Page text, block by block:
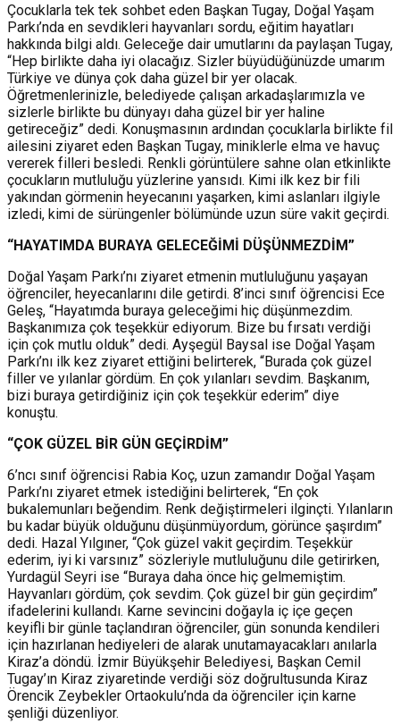
Çocuklarla tek tek sohbet eden Başkan Tugay, Doğal Yaşam
Parkı’nda en sevdikleri hayvanları sordu, eğitim hayatları
hakkında bilgi aldı. Geleceğe dair umutlarını da paylaşan Tugay,
“Hep birlikte daha iyi olacağız. Sizler büyüdüğünüzde umarım
Türkiye ve dünya çok daha güzel bir yer olacak.
Öğretmenlerinizle, belediyede çalışan arkadaşlarımızla ve
sizlerle birlikte bu dünyayı daha güzel bir yer haline
getireceğiz” dedi. Konuşmasının ardından çocuklarla birlikte fil
ailesini ziyaret eden Başkan Tugay, miniklerle elma ve havuç
vererek filleri besledi. Renkli görüntülere sahne olan etkinlikte
çocukların mutluluğu yüzlerine yansıdı. Kimi ilk kez bir fili
yakından görmenin heyecanını yaşarken, kimi aslanları ilgiyle
izledi, kimi de sürüngenler bölümünde uzun süre vakit geçirdi.
“HAYATIMDA BURAYA GELECEĞİMİ DÜŞÜNMEZDİM”
Doğal Yaşam Parkı’nı ziyaret etmenin mutluluğunu yaşayan
öğrenciler, heyecanlarını dile getirdi. 8’inci sınıf öğrencisi Ece
Geleş, “Hayatımda buraya geleceğimi hiç düşünmezdim.
Başkanımıza çok teşekkür ediyorum. Bize bu fırsatı verdiği
için çok mutlu olduk” dedi. Ayşegül Baysal ise Doğal Yaşam
Parkı’nı ilk kez ziyaret ettiğini belirterek, “Burada çok güzel
filler ve yılanlar gördüm. En çok yılanları sevdim. Başkanım,
bizi buraya getirdiğiniz için çok teşekkür ederim” diye
konuştu.
“ÇOK GÜZEL BİR GÜN GEÇİRDİM”
6’ncı sınıf öğrencisi Rabia Koç, uzun zamandır Doğal Yaşam
Parkı’nı ziyaret etmek istediğini belirterek, “En çok
bukalemunları beğendim. Renk değiştirmeleri ilginçti. Yılanların
bu kadar büyük olduğunu düşünmüyordum, görünce şaşırdım”
dedi. Hazal Yılgıner, “Çok güzel vakit geçirdim. Teşekkür
ederim, iyi ki varsınız” sözleriyle mutluluğunu dile getirirken,
Yurdagül Seyri ise “Buraya daha önce hiç gelmemiştim.
Hayvanları gördüm, çok sevdim. Çok güzel bir gün geçirdim”
ifadelerini kullandı. Karne sevincini doğayla iç içe geçen
keyifli bir günle taçlandıran öğrenciler, gün sonunda kendileri
için hazırlanan hediyeleri de alarak unutamayacakları anılarla
Kiraz’a döndü. İzmir Büyükşehir Belediyesi, Başkan Cemil
Tugay’ın Kiraz ziyaretinde verdiği söz doğrultusunda Kiraz
Örencik Zeybekler Ortaokulu’nda da öğrenciler için karne
şenliği düzenliyor.